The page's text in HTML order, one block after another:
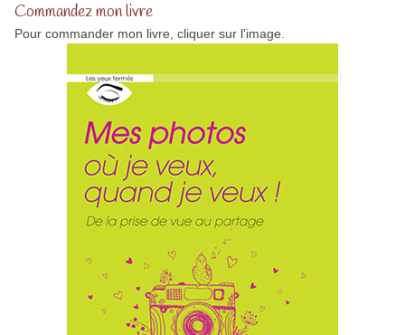
Commandez mon livre
Pour commander mon livre, cliquer sur l'image.